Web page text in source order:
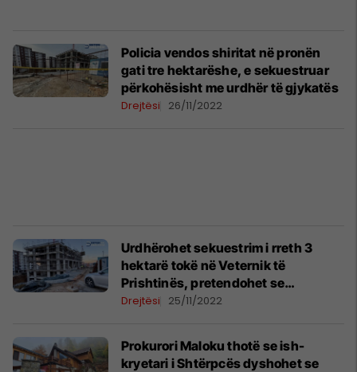
Policia vendos shiritat në pronën
gati tre hektarëshe, e sekuestruar
përkohësisht me urdhër të gjykatës
Drejtësi 26/11/2022
Urdhërohet sekuestrim i rreth 3
hektarë tokë në Veternik të
Prishtinës, pretendohet se
pronarëve iu mor me dallavere
Drejtësi 25/11/2022
Prokurori Maloku thotë se ish-
kryetari i Shtërpcës dyshohet se